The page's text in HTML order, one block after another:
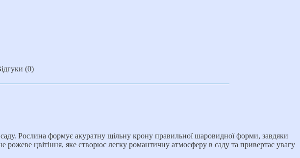
(0)
Рослина формує акуратну щільну крону правильної шаровидної форми, завдяки
цвітіння, яке створює легку романтичну атмосферу в саду та привертає увагу